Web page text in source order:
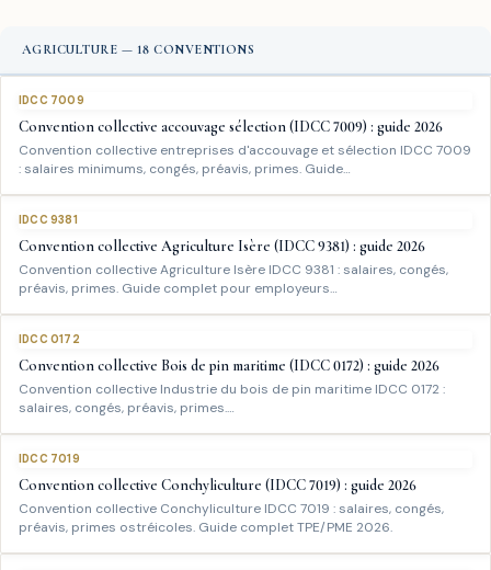
AGRICULTURE — 18 CONVENTIONS
IDCC 7009
Convention collective accouvage sélection (IDCC 7009) : guide 2026
Convention collective entreprises d'accouvage et sélection IDCC 7009
: salaires minimums, congés, préavis, primes. Guide…
IDCC 9381
Convention collective Agriculture Isère (IDCC 9381) : guide 2026
Convention collective Agriculture Isère IDCC 9381 : salaires, congés,
préavis, primes. Guide complet pour employeurs…
IDCC 0172
Convention collective Bois de pin maritime (IDCC 0172) : guide 2026
Convention collective Industrie du bois de pin maritime IDCC 0172 :
salaires, congés, préavis, primes.…
IDCC 7019
Convention collective Conchyliculture (IDCC 7019) : guide 2026
Convention collective Conchyliculture IDCC 7019 : salaires, congés,
préavis, primes ostréicoles. Guide complet TPE/PME 2026.